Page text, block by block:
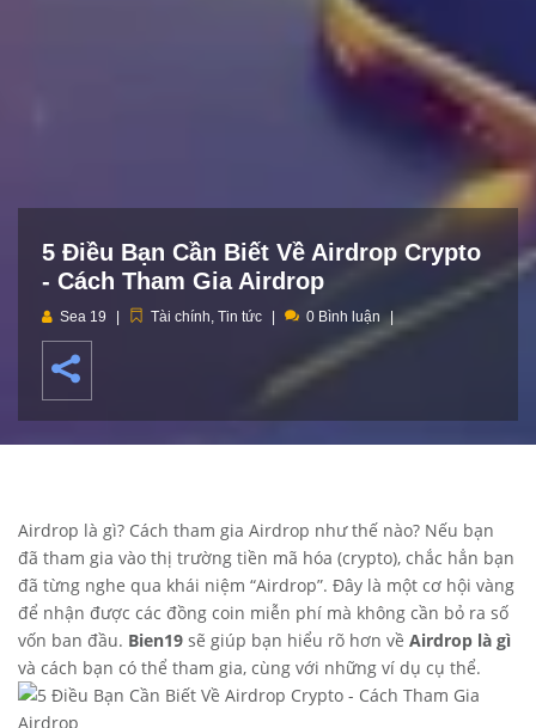
5 Điều Bạn Cần Biết Về Airdrop Crypto
- Cách Tham Gia Airdrop
Sea 19 Tài chính, Tin tức 0 Bình luận
Airdrop là gì? Cách tham gia Airdrop như thế nào? Nếu bạn
đã tham gia vào thị trường tiền mã hóa (crypto), chắc hẳn bạn
đã từng nghe qua khái niệm “Airdrop”. Đây là một cơ hội vàng
để nhận được các đồng coin miễn phí mà không cần bỏ ra số
vốn ban đầu. Bien19 sẽ giúp bạn hiểu rõ hơn về Airdrop là gì
và cách bạn có thể tham gia, cùng với những ví dụ cụ thể.